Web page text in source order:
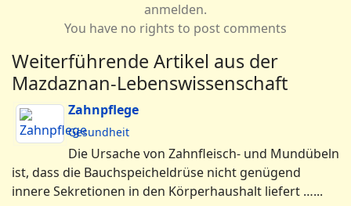
anmelden.
You have no rights to post comments
Weiterführende Artikel aus der
Mazdaznan-Lebenswissenschaft
Zahnpflege
Gesundheit
Die Ursache von Zahnfleisch- und Mundübeln
ist, dass die Bauchspeicheldrüse nicht genügend
innere Sekretionen in den Körperhaushalt liefert …...